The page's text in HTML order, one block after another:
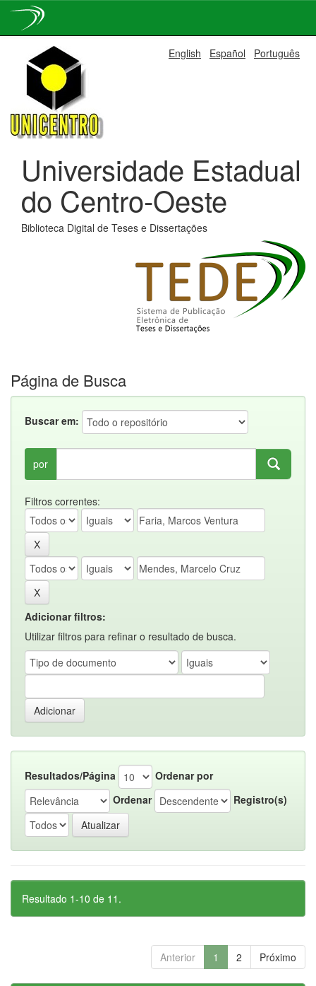
navigation
English Español Português
Universidade Estadual
do Centro-Oeste
Biblioteca Digital de Teses e Dissertações
Página de Busca
Buscar em:
por
Filtros correntes:
Adicionar filtros:
Utilizar filtros para refinar o resultado de busca.
Resultados/Página
Ordenar por
Ordenar
Registro(s)
Resultado 1-10 de 11.
Anterior 1 2 Próximo